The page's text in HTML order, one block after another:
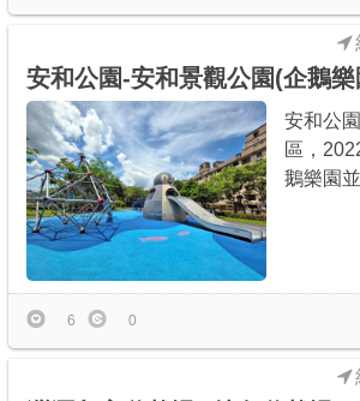
安和公園-安和景觀公園(企鵝
安和公
區，
鵝樂園
6 0